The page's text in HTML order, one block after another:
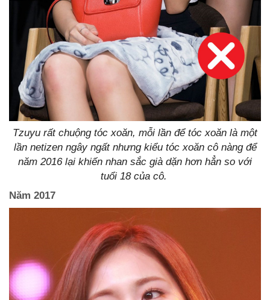
Tzuyu rất chuộng tóc xoăn, mỗi lần để tóc xoăn là một
lần netizen ngây ngất nhưng kiểu tóc xoăn cô nàng để
năm 2016 lại khiến nhan sắc già dặn hơn hẳn so với
tuổi 18 của cô.
Năm 2017